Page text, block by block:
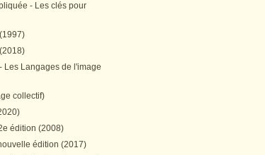
- Les clés pour
Les Langages de l'image
collectif)
édition (2008)
édition (2017)